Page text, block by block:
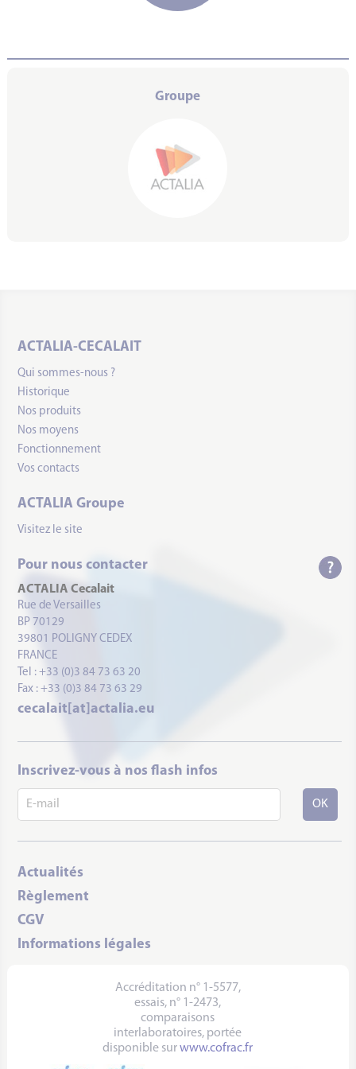
Groupe
ACTALIA-CECALAIT
Qui sommes-nous ?
Historique
Nos produits
Nos moyens
Fonctionnement
Vos contacts
ACTALIA Groupe
Visitez le site
Pour nous contacter
ACTALIA Cecalait
Rue de Versailles
BP 70129
39801 POLIGNY CEDEX
FRANCE
Tel : +33 (0)3 84 73 63 20
Fax : +33 (0)3 84 73 63 29
cecalait[at]actalia.eu
Inscrivez-vous à nos flash infos
Actualités
Règlement
CGV
Informations légales
Accréditation n° 1-5577,
essais, n° 1-2473,
comparaisons
interlaboratoires, portée
disponible surwww.cofrac.fr